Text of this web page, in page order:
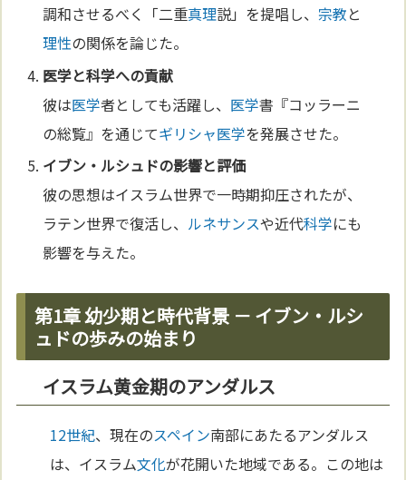
調和させるべく「二重真理説」を提唱し、 宗教と
理性の関係を論じた。
医学と科学への貢献
彼は医学者としても活躍し、 医学書『コッラーニ
の総覧』を通じてギリシャ医学を発展させた。
イブン・ルシュドの影響と評価
彼の思想はイスラム世界で一時期抑圧されたが、
ラテン世界で復活し、 ルネサンスや近代科学にも
影響を与えた。
第1章 幼少期と時代背景 － イブン・ルシ
ュドの歩みの始まり
イスラム黄金期のアンダルス
12世紀、現在のスペイン南部にあたるアンダルス
は、イスラム文化が花開いた地域である。この地は